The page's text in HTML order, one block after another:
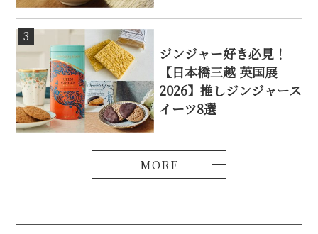
3
ジンジャー好き必見！
【日本橋三越 英国展
2026】推しジンジャース
イーツ8選